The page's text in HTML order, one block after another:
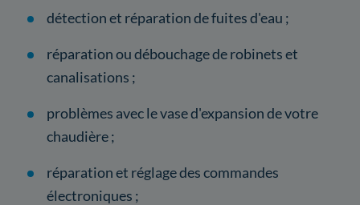
détection et réparation de fuites d'eau ;
réparation ou débouchage de robinets et
canalisations ;
problèmes avec le vase d'expansion de votre
chaudière ;
réparation et réglage des commandes
électroniques ;